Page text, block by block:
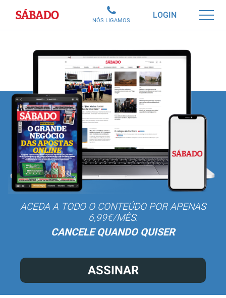
Sábado LOGIN
NÓS LIGAMOS
ACEDA A TODO O CONTEÚDO POR APENAS
6,99€/MÊS.
CANCELE QUANDO QUISER
ASSINAR